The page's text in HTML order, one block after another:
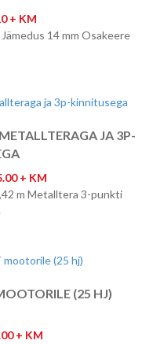
+ KM
14 mm Osakeere
JA 3P-
+ KM
m Metalltera 3-punkti
(25 HJ)
+ KM